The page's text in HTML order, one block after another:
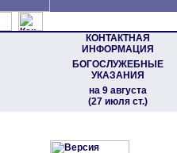
КОНТАКТНАЯ
ИНФОРМАЦИЯ
БОГОСЛУЖЕБНЫЕ
УКАЗАНИЯ
на 9 августа
(27 июля ст.)